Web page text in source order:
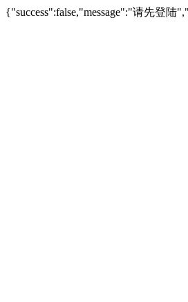
{"success":false,"message":"请先登陆